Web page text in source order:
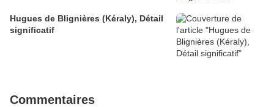
Hugues de Blignières (Kéraly), Détail
significatif
Commentaires